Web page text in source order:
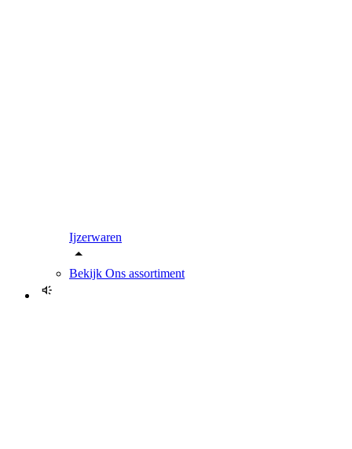
Ijzerwaren
Bekijk Ons assortiment